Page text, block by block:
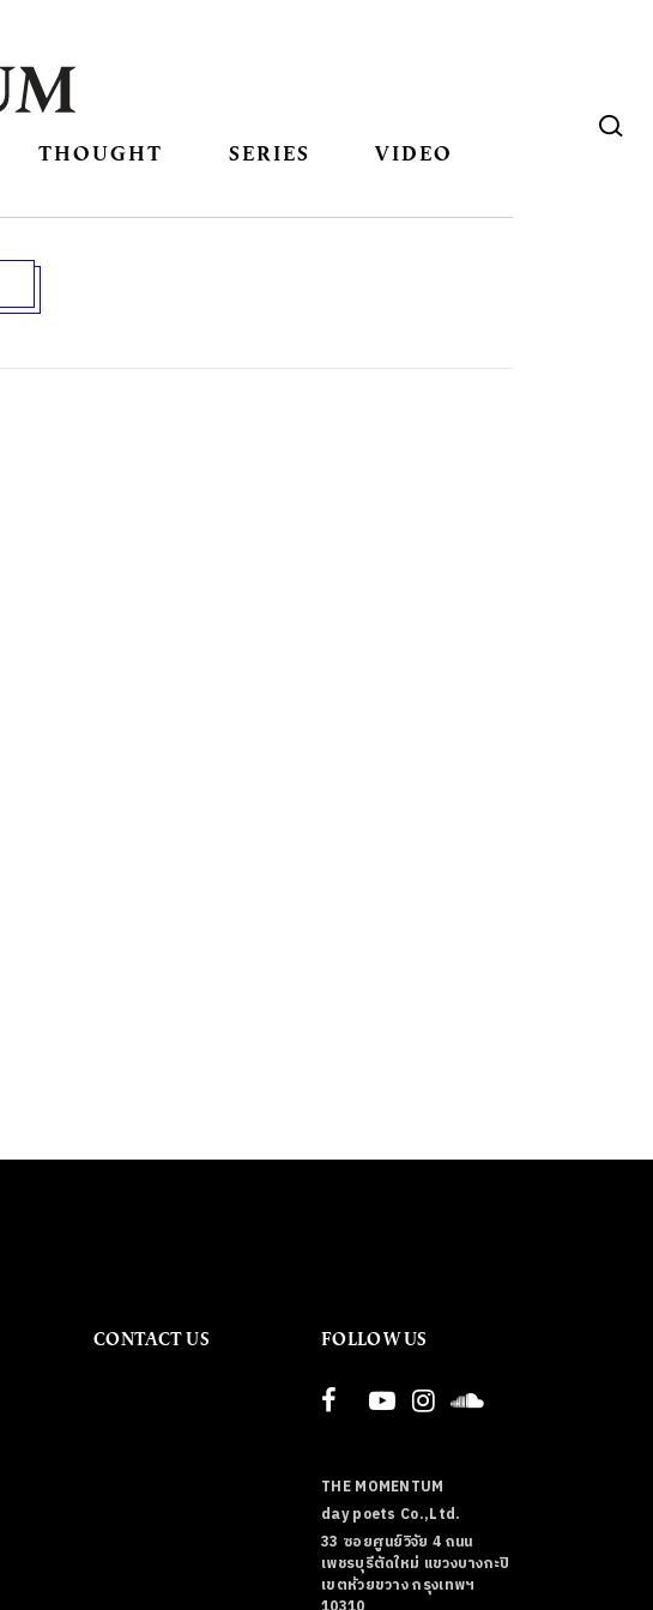
THOUGHT SERIES VIDEO
CONTACT US FOLLOW US
THE MOMENTUM
day poets Co.,Ltd.
33 ซอยศูนย์วิจัย 4 ถนน
เพชรบุรีตัดใหม่ แขวงบางกะปิ
เขตห้วยขวาง กรุงเทพฯ